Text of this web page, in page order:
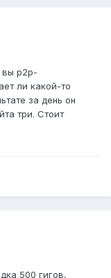
вы p2p-
ли какой-то
за день он
три. Стоит
500 гигов,